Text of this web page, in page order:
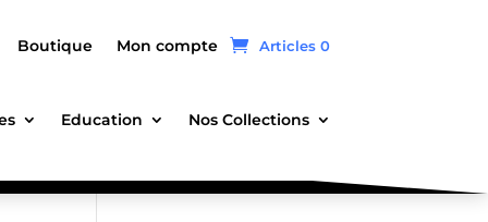
Boutique Mon compte Articles 0
Education Nos Collections